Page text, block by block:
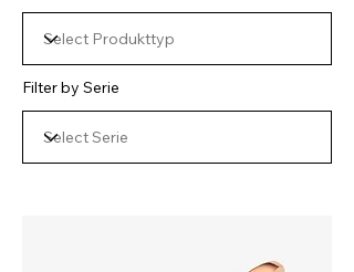
Filter by Serie